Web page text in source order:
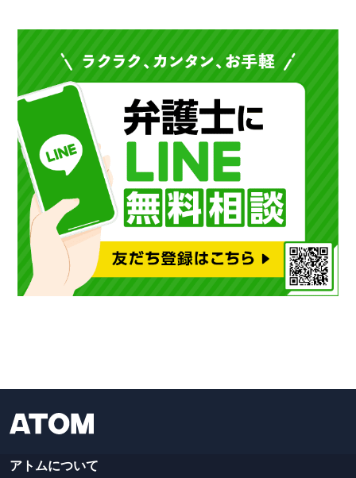
アトムについて